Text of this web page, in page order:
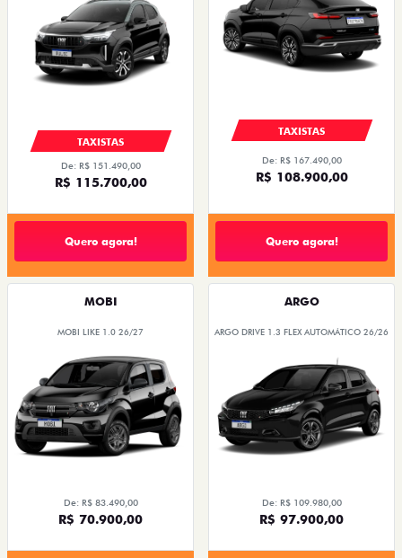
TAXISTAS
De: R$ 151.490,00
R$ 115.700,00
Quero agora!
TAXISTAS
De: R$ 167.490,00
R$ 108.900,00
Quero agora!
MOBI
MOBI LIKE 1.0 26/27
De: R$ 83.490,00
R$ 70.900,00
ARGO
ARGO DRIVE 1.3 FLEX AUTOMÁTICO 26/26
De: R$ 109.980,00
R$ 97.900,00